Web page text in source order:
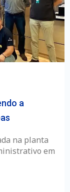
a
na planta
em